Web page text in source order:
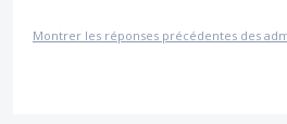
Montrer les réponses précédentes des